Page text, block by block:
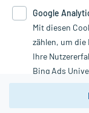
Therapien
Google Analytics.
unserer
nutzen Sie das
Vertrag
Google
Mit diesen
zählen, um die
Ihre
Bing Ads
Youtube-
Wir